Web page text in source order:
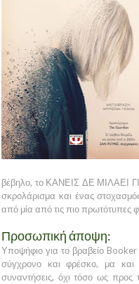
βέβηλο, το ΚΑΝΕΙΣ ΔΕ ΜΙΛΑΕΙ
σκρολάρισμα και ένας
από μία από τις πιο πρωτότυπες
Προσωπική άποψη:
Υποψήφιο για το βραβείο Booker
σύγχρονο και φρέσκο, μα και
συναντήσεις, όχι τόσο ως προς